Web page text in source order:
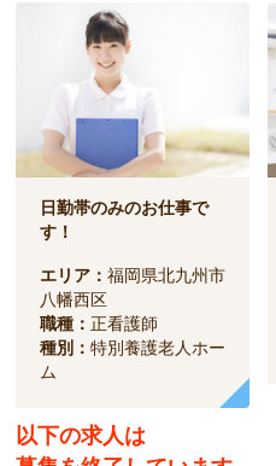
日勤帯のみのお仕事で
す！
エリア：福岡県北九州市
八幡西区
職種：正看護師
種別：特別養護老人ホー
ム
以下の求人は